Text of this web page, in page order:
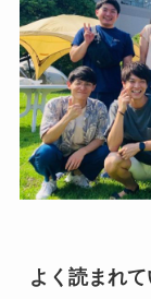
よく読まれ